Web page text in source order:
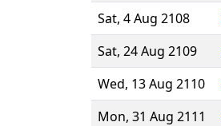
Sat, 4 Aug 2108
Sat, 24 Aug 2109
Wed, 13 Aug 2110
Mon, 31 Aug 2111